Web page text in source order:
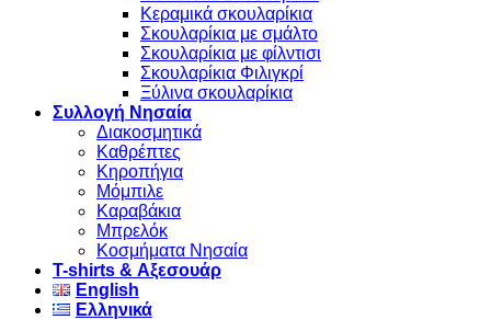
Κεραμικά σκουλαρίκια
Σκουλαρίκια με σμάλτο
Σκουλαρίκια με φίλντισι
Σκουλαρίκια Φιλιγκρί
Ξύλινα σκουλαρίκια
Συλλογή Νησαία
Διακοσμητικά
Καθρέπτες
Κηροπήγια
Μόμπιλε
Καραβάκια
Μπρελόκ
Κοσμήματα Νησαία
Τ-shirts & Αξεσουάρ
English
Ελληνικά